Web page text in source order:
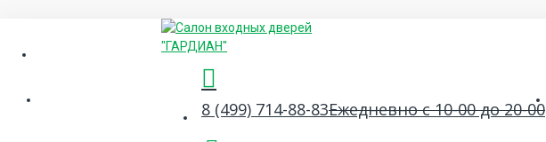
8 (499) 714-88-83Ежедневно с 10-00 до 20-00